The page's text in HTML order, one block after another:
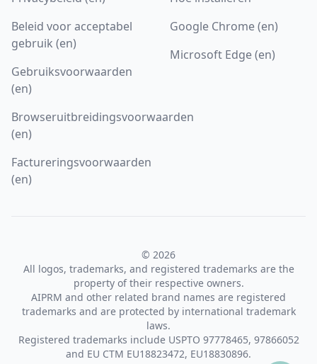
Beleid voor acceptabel
gebruik (en)
Gebruiksvoorwaarden
(en)
Browseruitbreidingsvoorwaarden
(en)
Factureringsvoorwaarden
(en)
Google Chrome (en)
Microsoft Edge (en)
© 2026
All logos, trademarks, and registered trademarks are the
property of their respective owners.
AIPRM and other related brand names are registered
trademarks and are protected by international trademark
laws.
Registered trademarks include USPTO 97778465, 97866052
and EU CTM EU18823472, EU18830896.